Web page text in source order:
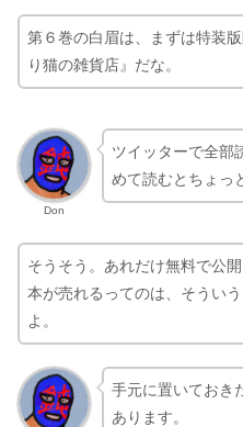
第６巻の白眉は、まずは特装
り猫の雑貨店』だな。
Don
ツイッターで全部
めて読むとちょっ
そうそう。あれだけ無料で公
本が売れるってのは、そうい
よ。
手元に置いておき
あります。